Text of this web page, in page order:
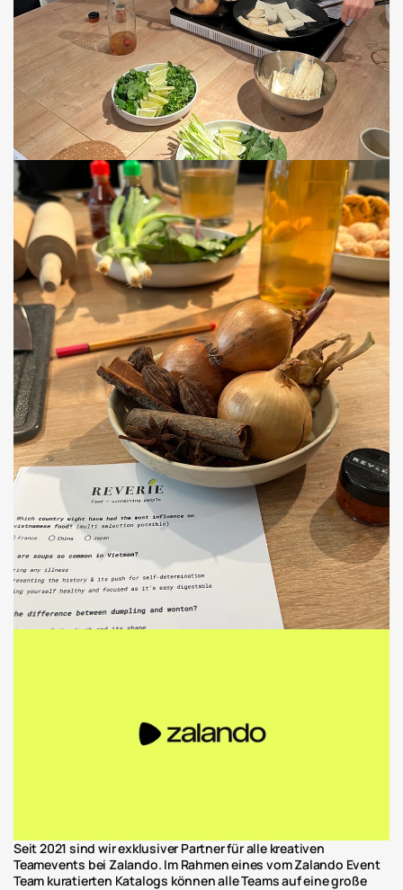
Seit 2021 sind wir exklusiver Partner für alle kreativen
Teamevents bei Zalando. Im Rahmen eines vom Zalando Event
Team kuratierten Katalogs können alle Teams auf eine große